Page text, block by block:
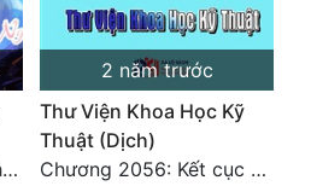
Chương 2075 Hình Ảnh Màu Xám
2 năm trước
Thư Viện Khoa Học Kỹ
Thuật (Dịch)
Chương 2056: Kết cục + Lời tác giả